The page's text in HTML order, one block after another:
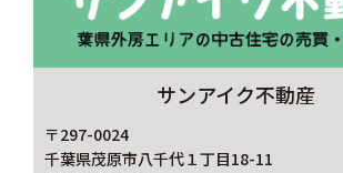
サンアイク不動産
〒297-0024
千葉県茂原市八千代１丁目18-11